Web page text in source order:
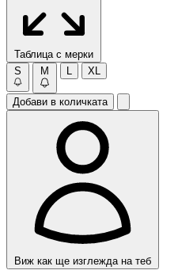
Таблица с мерки
S
M L XL
Добави в количката
Виж как ще изглежда на теб